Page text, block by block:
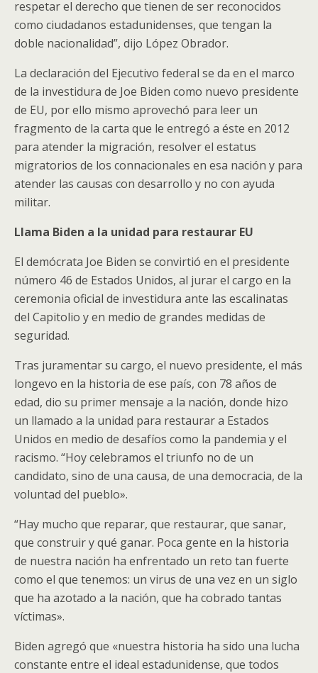
respetar el derecho que tienen de ser reconocidos
como ciudadanos estadunidenses, que tengan la
doble nacionalidad”, dijo López Obrador.
La declaración del Ejecutivo federal se da en el marco
de la investidura de Joe Biden como nuevo presidente
de EU, por ello mismo aprovechó para leer un
fragmento de la carta que le entregó a éste en 2012
para atender la migración, resolver el estatus
migratorios de los connacionales en esa nación y para
atender las causas con desarrollo y no con ayuda
militar.
Llama Biden a la unidad para restaurar EU
El demócrata Joe Biden se convirtió en el presidente
número 46 de Estados Unidos, al jurar el cargo en la
ceremonia oficial de investidura ante las escalinatas
del Capitolio y en medio de grandes medidas de
seguridad.
Tras juramentar su cargo, el nuevo presidente, el más
longevo en la historia de ese país, con 78 años de
edad, dio su primer mensaje a la nación, donde hizo
un llamado a la unidad para restaurar a Estados
Unidos en medio de desafíos como la pandemia y el
racismo. “Hoy celebramos el triunfo no de un
candidato, sino de una causa, de una democracia, de la
voluntad del pueblo».
“Hay mucho que reparar, que restaurar, que sanar,
que construir y qué ganar. Poca gente en la historia
de nuestra nación ha enfrentado un reto tan fuerte
como el que tenemos: un virus de una vez en un siglo
que ha azotado a la nación, que ha cobrado tantas
víctimas».
Biden agregó que «nuestra historia ha sido una lucha
constante entre el ideal estadunidense, que todos